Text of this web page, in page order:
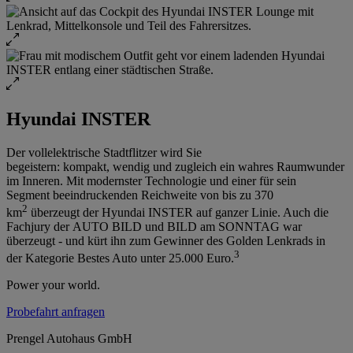
Hyundai INSTER
Der vollelektrische Stadtflitzer wird Sie
begeistern: kompakt, wendig und zugleich ein wahres Raumwunder
im Inneren. Mit modernster Technologie und einer für sein
Segment beeindruckenden Reichweite von bis zu 370
km2 überzeugt der Hyundai INSTER auf ganzer Linie. Auch die
Fachjury der AUTO BILD und BILD am SONNTAG war
überzeugt - und kürt ihn zum Gewinner des Golden Lenkrads in
der Kategorie Bestes Auto unter 25.000 Euro.3
Power your world.
Probefahrt anfragen
Prengel Autohaus GmbH